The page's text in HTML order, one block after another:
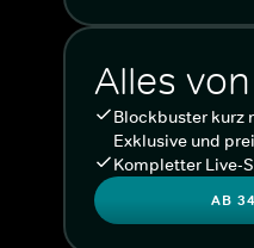
Alles
Blockbuster kurz
Exklusive und
Kompletter Live-
AB